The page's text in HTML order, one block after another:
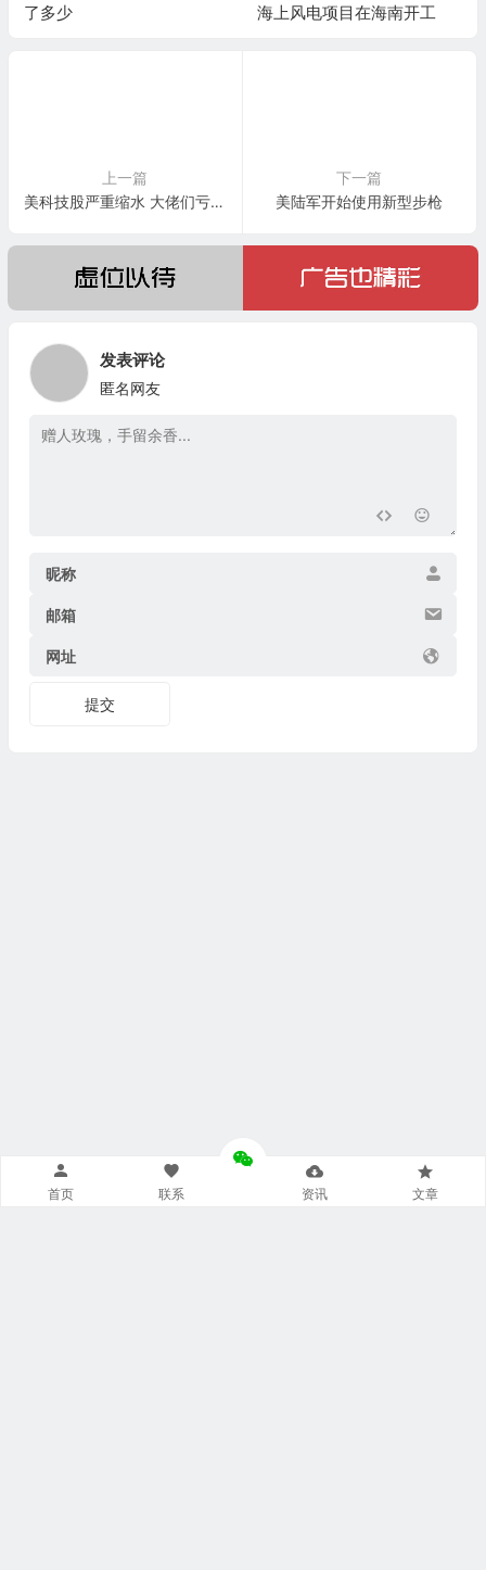
了多少
海上风电项目在海南开工
上一篇
美科技股严重缩水 大佬们亏了多少
下一篇
美陆军开始使用新型步枪
发表评论
匿名网友
昵称
邮箱
网址
提交
首页 联系 资讯 文章